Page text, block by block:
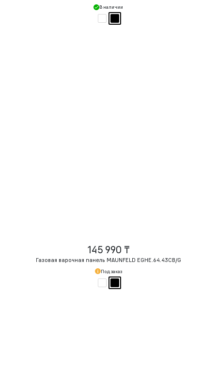
В наличии
145 990 ₸
Газовая варочная панель MAUNFELD EGHE.64.43CB/G
Под заказ